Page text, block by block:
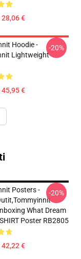
28,06 €
Hoodie -
Lightweight
45,95 €
-20%
Posters -
What Dream
Poster RB2805
42,22 €
-20%